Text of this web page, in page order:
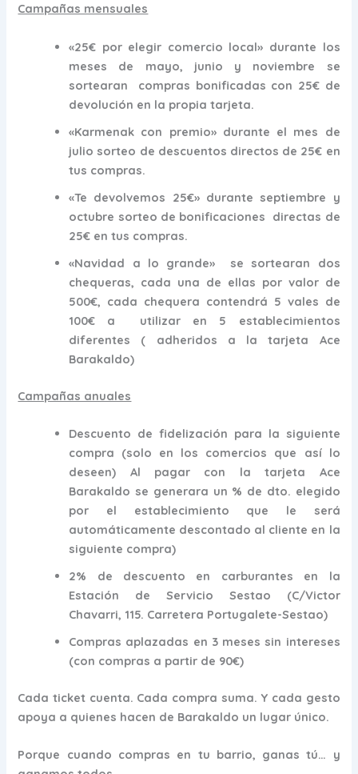
Campañas mensuales
«25€ por elegir comercio local» durante los
meses de mayo, junio y noviembre se
sortearan compras bonificadas con 25€ de
devolución en la propia tarjeta.
«Karmenak con premio» durante el mes de
julio sorteo de descuentos directos de 25€ en
tus compras.
«Te devolvemos 25€» durante septiembre y
octubre sorteo de bonificaciones directas de
25€ en tus compras.
«Navidad a lo grande» se sortearan dos
chequeras, cada una de ellas por valor de
500€, cada chequera contendrá 5 vales de
100€ a utilizar en 5 establecimientos
diferentes ( adheridos a la tarjeta Ace
Barakaldo)
Campañas anuales
Descuento de fidelización para la siguiente
compra (solo en los comercios que así lo
deseen) Al pagar con la tarjeta Ace
Barakaldo se generara un % de dto. elegido
por el establecimiento que le será
automáticamente descontado al cliente en la
siguiente compra)
2% de descuento en carburantes en la
Estación de Servicio Sestao (C/Victor
Chavarri, 115. Carretera Portugalete-Sestao)
Compras aplazadas en 3 meses sin intereses
(con compras a partir de 90€)
Cada ticket cuenta. Cada compra suma. Y cada gesto
apoya a quienes hacen de Barakaldo un lugar único.
Porque cuando compras en tu barrio, ganas tú… y